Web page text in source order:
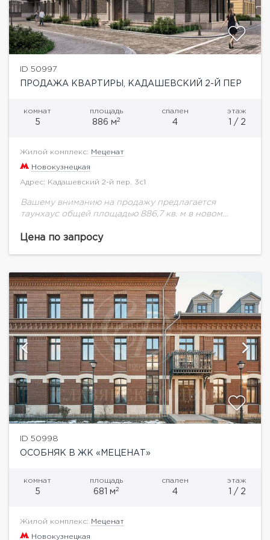
ID 50997
ПРОДАЖА КВАРТИРЫ, КАДАШЕВСКИЙ 2-Й ПЕР
комнат
5
площадь
886 м2
спален
4
этаж
1 / 2
Жилой комплекс: Меценат
Новокузнецкая
Адрес: Кадашевский 2-й пер. 3с1
Вашему вниманию на продажу предлагается
таунхаус общей площадью 886,7 кв. м в новом
реновации Кадашевской слободы, расположенный
Цена по запросу
ID 50998
ОСОБНЯК В ЖК «МЕЦЕНАТ»
комнат
5
площадь
681 м2
спален
4
этаж
1 / 2
Жилой комплекс: Меценат
Новокузнецкая